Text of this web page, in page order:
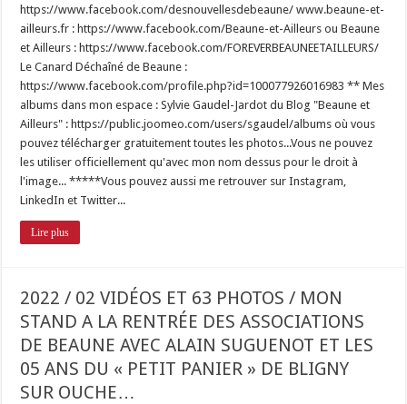
https://www.facebook.com/desnouvellesdebeaune/ www.beaune-et-
ailleurs.fr : https://www.facebook.com/Beaune-et-Ailleurs ou Beaune
et Ailleurs : https://www.facebook.com/FOREVERBEAUNEETAILLEURS/
Le Canard Déchaîné de Beaune :
https://www.facebook.com/profile.php?id=100077926016983 ** Mes
albums dans mon espace : Sylvie Gaudel-Jardot du Blog "Beaune et
Ailleurs" : https://public.joomeo.com/users/sgaudel/albums où vous
pouvez télécharger gratuitement toutes les photos...Vous ne pouvez
les utiliser officiellement qu'avec mon nom dessus pour le droit à
l'image... *****Vous pouvez aussi me retrouver sur Instagram,
LinkedIn et Twitter...
Lire plus
2022 / 02 VIDÉOS ET 63 PHOTOS / MON
STAND A LA RENTRÉE DES ASSOCIATIONS
DE BEAUNE AVEC ALAIN SUGUENOT ET LES
05 ANS DU « PETIT PANIER » DE BLIGNY
SUR OUCHE…